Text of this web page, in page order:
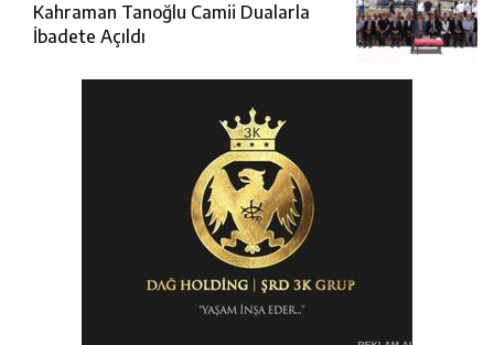
Kahraman Tanoğlu Camii Dualarla
İbadete Açıldı